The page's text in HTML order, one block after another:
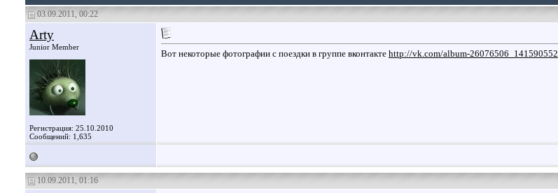
03.09.2011, 00:22
Arty
Junior Member
Регистрация: 25.10.2010
Сообщений: 1,635
Вот некоторые фотографии с поездки в группе вконтакте http://vk.com/album-26076506_141590552
10.09.2011, 01:16